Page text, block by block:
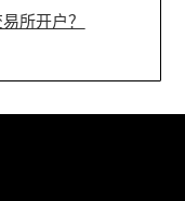
所开户？